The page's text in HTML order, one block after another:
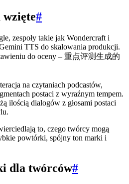
wzięte#
zespoły takie jak Wondercraft i
TTS do skalowania produkcji.
do oceny – 重点评测生成的
na czytaniach podcastów,
postaci z wyraźnym tempem.
ilością dialogów z głosami postaci
to, czego twórcy mogą
powtórki, spójny ton marki i
dla twórców#